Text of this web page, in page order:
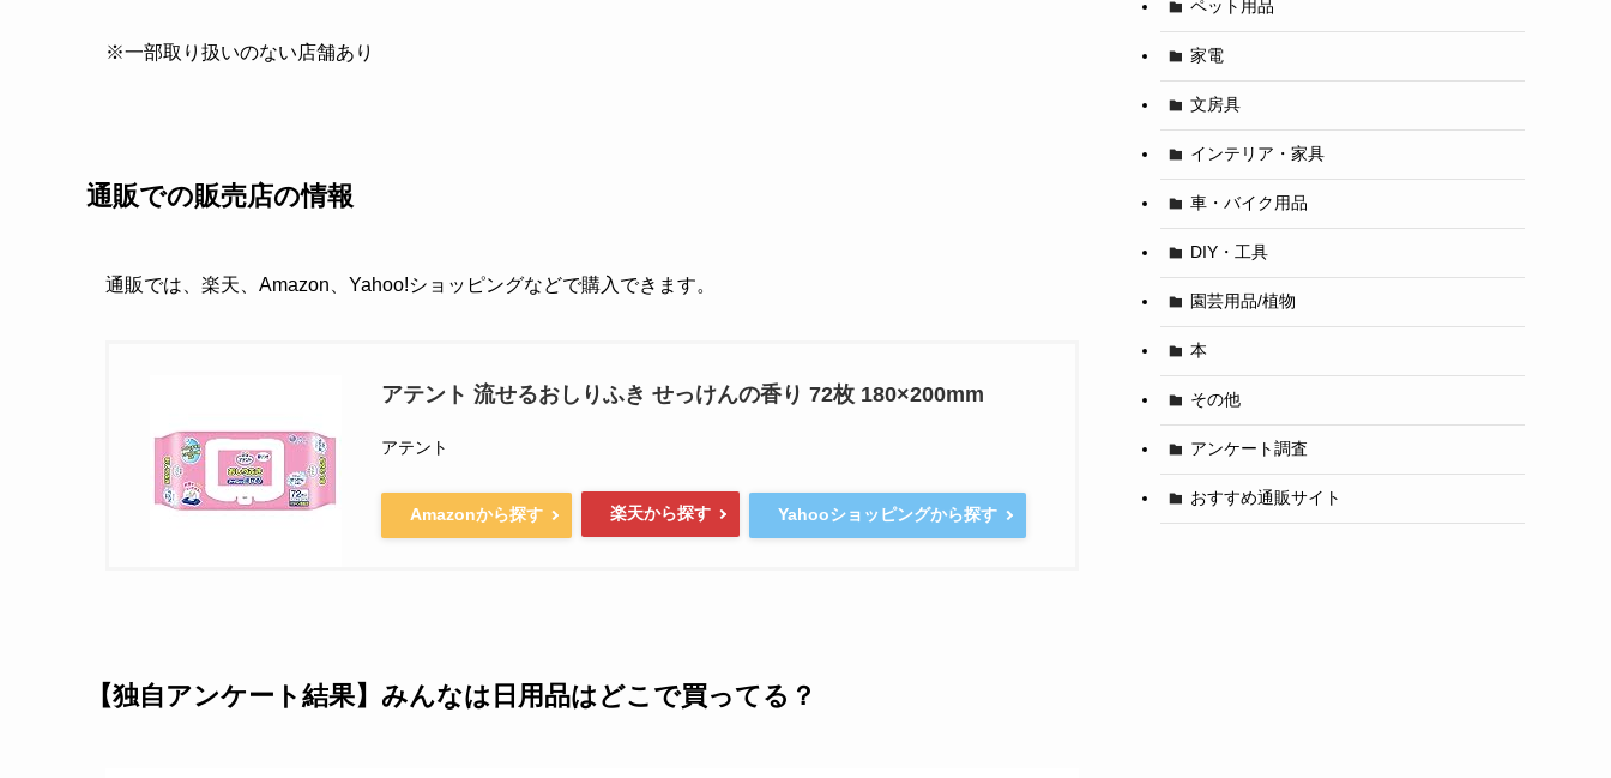
※一部取り扱いのない店舗あり
通販での販売店の情報
通販では、楽天、Amazon、Yahoo!ショッピングなどで購入できます。
アテント 流せるおしりふき せっけんの香り 72枚 180×200mm
アテント
Amazonから探す 楽天から探す Yahooショッピングから探す
【独自アンケート結果】みんなは日用品はどこで買ってる？
ペット用品
家電
文房具
インテリア・家具
車・バイク用品
DIY・工具
園芸用品/植物
本
その他
アンケート調査
おすすめ通販サイト